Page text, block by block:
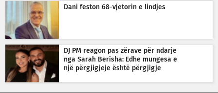
Dani feston 68-vjetorin e lindjes
DJ PM reagon pas zërave për ndarje
nga Sarah Berisha: Edhe mungesa e
një përgjigjeje është përgjigje